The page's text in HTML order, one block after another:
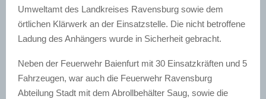
Umweltamt des Landkreises Ravensburg sowie dem
örtlichen Klärwerk an der Einsatzstelle. Die nicht betroffene
Ladung des Anhängers wurde in Sicherheit gebracht.
Neben der Feuerwehr Baienfurt mit 30 Einsatzkräften und 5
Fahrzeugen, war auch die Feuerwehr Ravensburg
Abteilung Stadt mit dem Abrollbehälter Saug, sowie die